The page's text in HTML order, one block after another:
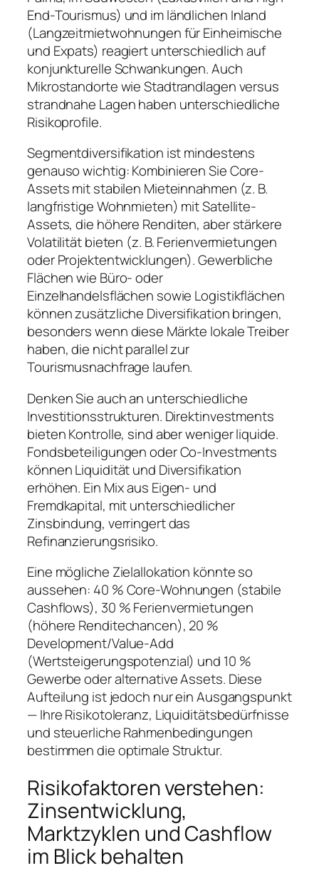
End-Tourismus) und im ländlichen Inland
(Langzeitmietwohnungen für Einheimische
und Expats) reagiert unterschiedlich auf
konjunkturelle Schwankungen. Auch
Mikrostandorte wie Stadtrandlagen versus
strandnahe Lagen haben unterschiedliche
Risikoprofile.
Segmentdiversifikation ist mindestens
genauso wichtig: Kombinieren Sie Core-
Assets mit stabilen Mieteinnahmen (z. B.
langfristige Wohnmieten) mit Satellite-
Assets, die höhere Renditen, aber stärkere
Volatilität bieten (z. B. Ferienvermietungen
oder Projektentwicklungen). Gewerbliche
Flächen wie Büro- oder
Einzelhandelsflächen sowie Logistikflächen
können zusätzliche Diversifikation bringen,
besonders wenn diese Märkte lokale Treiber
haben, die nicht parallel zur
Tourismusnachfrage laufen.
Denken Sie auch an unterschiedliche
Investitionsstrukturen. Direktinvestments
bieten Kontrolle, sind aber weniger liquide.
Fondsbeteiligungen oder Co-Investments
können Liquidität und Diversifikation
erhöhen. Ein Mix aus Eigen- und
Fremdkapital, mit unterschiedlicher
Zinsbindung, verringert das
Refinanzierungsrisiko.
Eine mögliche Zielallokation könnte so
aussehen: 40 % Core-Wohnungen (stabile
Cashflows), 30 % Ferienvermietungen
(höhere Renditechancen), 20 %
Development/Value-Add
(Wertsteigerungspotenzial) und 10 %
Gewerbe oder alternative Assets. Diese
Aufteilung ist jedoch nur ein Ausgangspunkt
— Ihre Risikotoleranz, Liquiditätsbedürfnisse
und steuerliche Rahmenbedingungen
bestimmen die optimale Struktur.
Risikofaktoren verstehen:
Zinsentwicklung,
Marktzyklen und Cashflow
im Blick behalten